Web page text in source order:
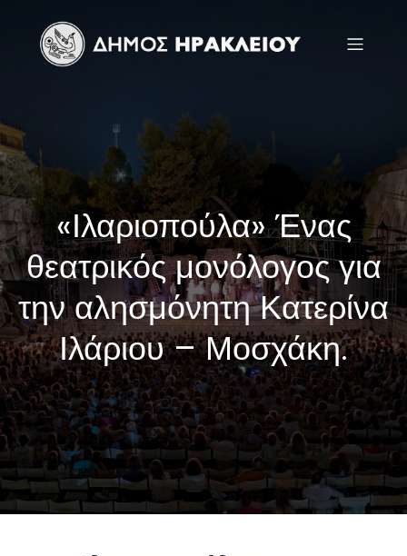
«Ιλαριοπούλα» Ένας
θεατρικός μονόλογος για
την αλησμόνητη Κατερίνα
Ιλάριου – Μοσχάκη.